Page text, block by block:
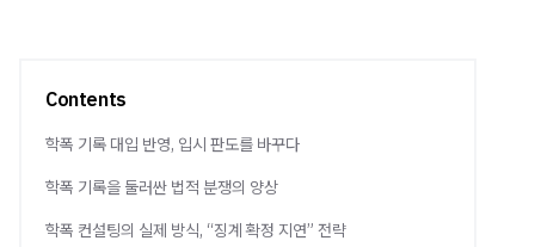
Contents
학폭 기록 대입 반영, 입시 판도를 바꾸다
학폭 기록을 둘러싼 법적 분쟁의 양상
학폭 컨설팅의 실제 방식, “징계 확정 지연” 전략